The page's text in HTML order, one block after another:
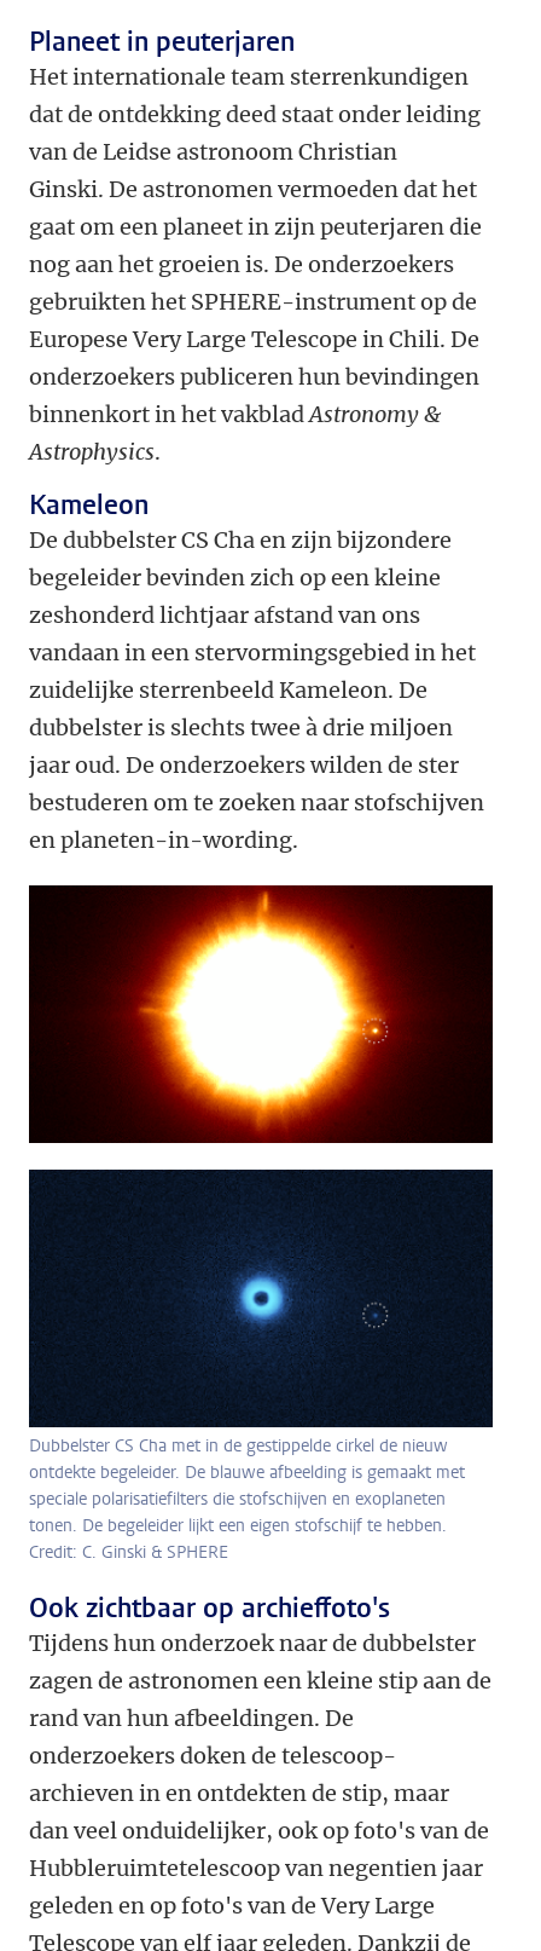
Planeet in peuterjaren
Het internationale team sterrenkundigen
dat de ontdekking deed staat onder leiding
van de Leidse astronoom Christian
Ginski. De astronomen vermoeden dat het
gaat om een planeet in zijn peuterjaren die
nog aan het groeien is. De onderzoekers
gebruikten het SPHERE-instrument op de
Europese Very Large Telescope in Chili. De
onderzoekers publiceren hun bevindingen
binnenkort in het vakbladAstronomy &
Astrophysics.
Kameleon
De dubbelster CS Cha en zijn bijzondere
begeleider bevinden zich op een kleine
zeshonderd lichtjaar afstand van ons
vandaan in een stervormingsgebied in het
zuidelijke sterrenbeeld Kameleon. De
dubbelster is slechts twee à drie miljoen
jaar oud. De onderzoekers wilden de ster
bestuderen om te zoeken naar stofschijven
en planeten-in-wording.
Dubbelster CS Cha met in de gestippelde cirkel de nieuw
ontdekte begeleider. De blauwe afbeelding is gemaakt met
speciale polarisatiefilters die stofschijven en exoplaneten
tonen. De begeleider lijkt een eigen stofschijf te hebben.
Credit: C. Ginski & SPHERE
Ook zichtbaar op archieffoto's
Tijdens hun onderzoek naar de dubbelster
zagen de astronomen een kleine stip aan de
rand van hun afbeeldingen. De
onderzoekers doken de telescoop-
archieven in en ontdekten de stip, maar
dan veel onduidelijker, ook op foto's van de
Hubbleruimtetelescoop van negentien jaar
geleden en op foto's van de Very Large
Telescope van elf jaar geleden. Dankzij de